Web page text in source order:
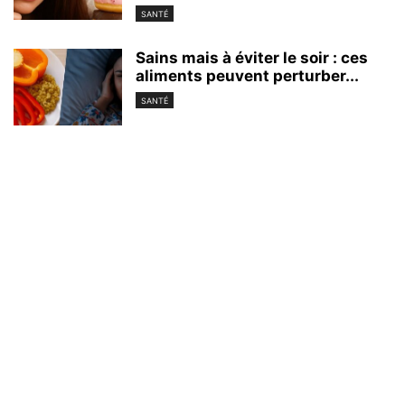
SANTÉ
Sains mais à éviter le soir : ces
aliments peuvent perturber...
SANTÉ